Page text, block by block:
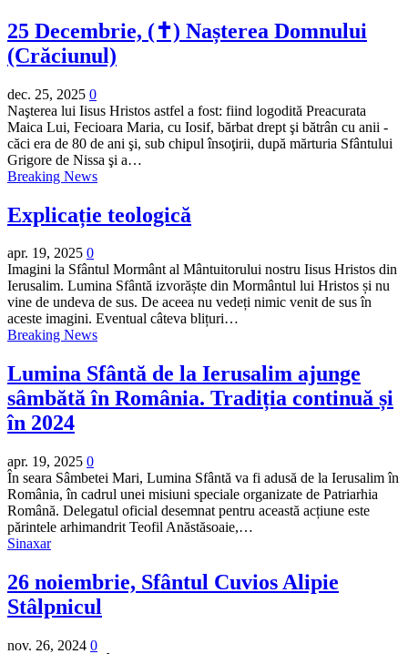
25 Decembrie, (✝) Nașterea Domnului
(Crăciunul)
dec. 25, 2025 0
Naşterea lui Iisus Hristos astfel a fost: fiind logodită Preacurata
Maica Lui, Fecioara Maria, cu Iosif, bărbat drept şi bătrân cu anii -
căci era de 80 de ani şi, sub chipul însoţirii, după mărturia Sfântului
Grigore de Nissa şi a…
Breaking News
Explicație teologică
apr. 19, 2025 0
Imagini la Sfântul Mormânt al Mântuitorului nostru Iisus Hristos din
Ierusalim. Lumina Sfântă izvorăște din Mormântul lui Hristos și nu
vine de undeva de sus. De aceea nu vedeți nimic venit de sus în
aceste imagini. Eventual câteva blițuri…
Breaking News
Lumina Sfântă de la Ierusalim ajunge
sâmbătă în România. Tradiția continuă și
în 2024
apr. 19, 2025 0
În seara Sâmbetei Mari, Lumina Sfântă va fi adusă de la Ierusalim în
România, în cadrul unei misiuni speciale organizate de Patriarhia
Română. Delegatul oficial desemnat pentru această acțiune este
părintele arhimandrit Teofil Anăstăsoaie,…
Sinaxar
26 noiembrie, Sfântul Cuvios Alipie
Stâlpnicul
nov. 26, 2024 0